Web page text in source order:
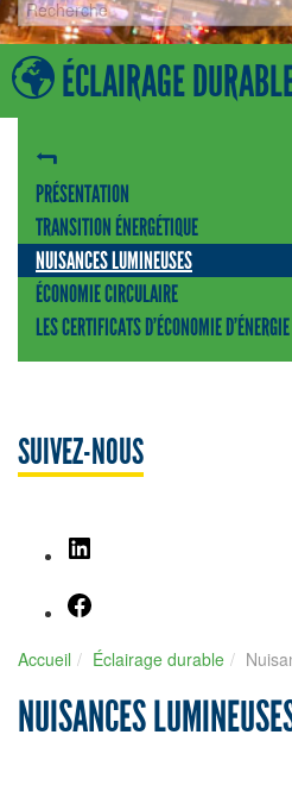
ÉCLAIRAGE
PRÉSENTATION
TRANSITION ÉNERGÉTIQUE
NUISANCES LUMINEUSES
ÉCONOMIE CIRCULAIRE
LES CERTIFICATS D’ÉCONOMIE D’ÉNERGIE
SUIVEZ-NOUS
Accueil Éclairage durable
NUISANCES